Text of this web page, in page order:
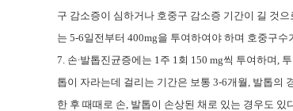
구 감소증이 심하거나 호중구 감소증 기간이 길 것
는 5-6일전부터 400mg을 투여하여야 하며 호중구
7. 손∙발톱진균증에는 1주 1회 150 mg씩 투여하며,
톱이 자라는데 걸리는 기간은 보통 3-6개월, 발톱의
한 후 때때로 손, 발톱이 손상된 채로 있는 경우도